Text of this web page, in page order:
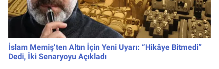
İslam Memiş’ten Altın İçin Yeni Uyarı: “Hikâye Bitmedi”
Dedi, İki Senaryoyu Açıkladı